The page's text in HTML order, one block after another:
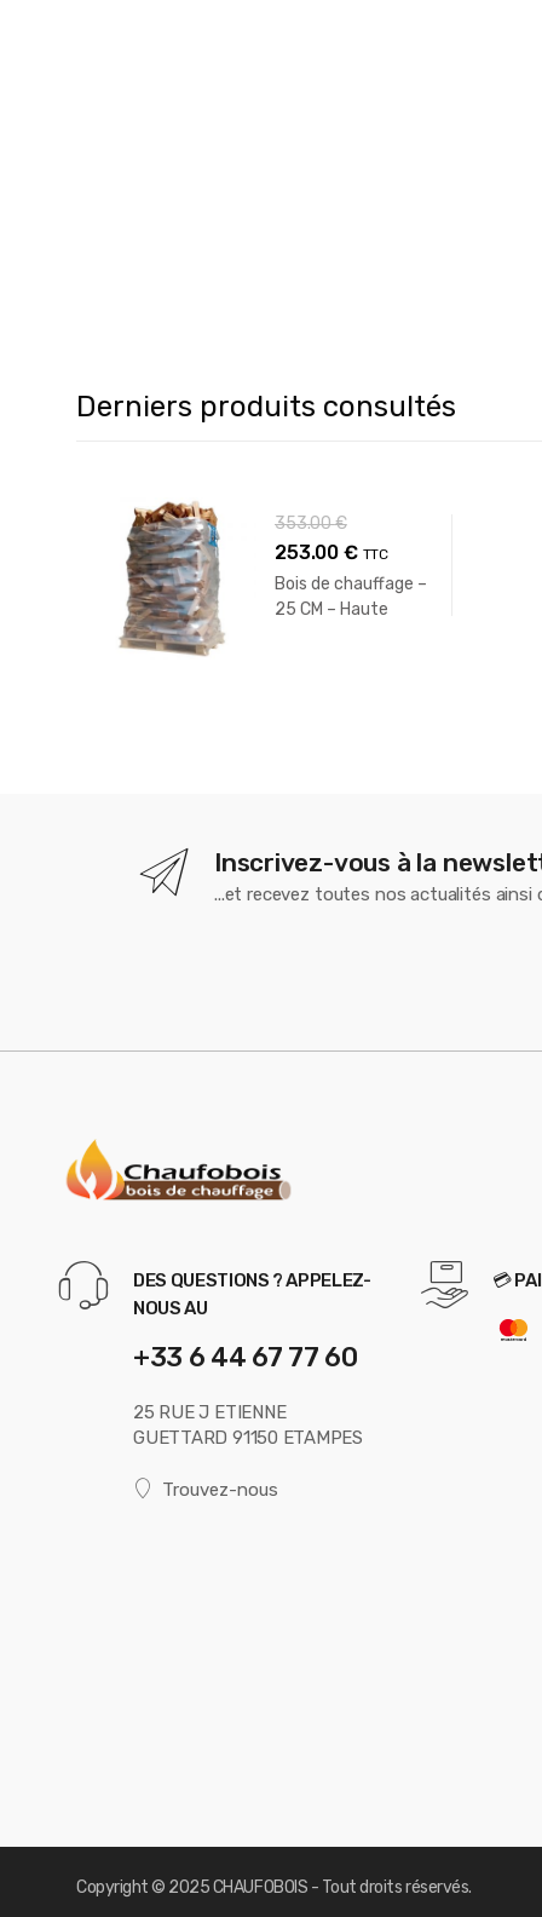
Derniers produits consultés
353.00€
Le
prix
initial
253.00 €Le
prix
actuel
TTC
Bois de chauffage –
25 CM – Haute
Inscrivez-vous à la
...et recevez toutes nos actualités ainsi
DES QUESTIONS ? APPELEZ-
NOUS AU
+33 6 44 67 77 60
25 RUE J ETIENNE
GUETTARD 91150 ETAMPES
Trouvez-nous
💳
Copyright © 2025 CHAUFOBOIS - Tout droits réservés.